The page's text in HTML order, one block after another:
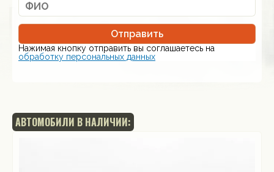
Отправить
Нажимая кнопку отправить вы соглашаетесь на
обработку персональных данных
АВТОМОБИЛИ В НАЛИЧИИ: